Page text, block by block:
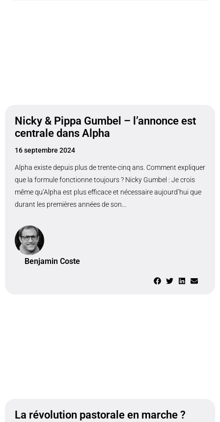
Nicky & Pippa Gumbel – l’annonce est
centrale dans Alpha
16 septembre 2024
Alpha existe depuis plus de trente-cinq ans. Comment expliquer
que la formule fonctionne toujours ? Nicky Gumbel : Je crois
même qu’Alpha est plus efficace et nécessaire aujourd’hui que
durant les premières années de son...
Benjamin Coste
La révolution pastorale en marche ?